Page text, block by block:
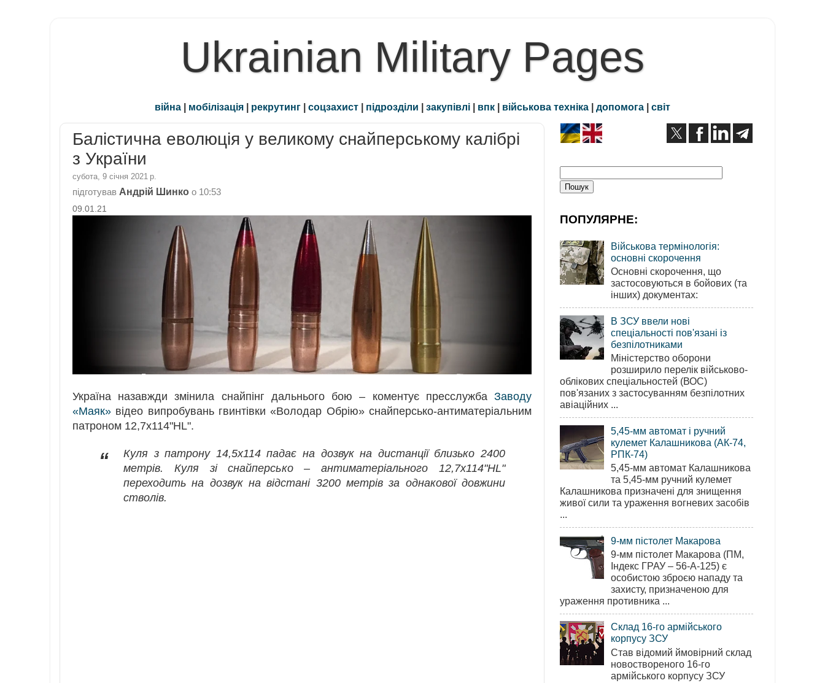
Ukrainian Military Pages
війна | мобілізація | рекрутинг | соцзахист | підрозділи | закупівлі | впк | військова техніка | допомога | світ
Балістична еволюція у великому снайперському калібрі
з України
субота, 9 січня 2021 р.
підготував Андрій Шинко о 10:53
09.01.21
Україна назавжди змінила снайпінг дальнього бою – коментує пресслужба Заводу
«Маяк» відео випробувань гвинтівки «Володар Обрію» снайперсько-антиматеріальним
патроном 12,7х114"HL".
“
Куля з патрону 14,5х114 падає на дозвук на дистанції близько 2400
метрів. Куля зі снайперсько – антиматеріального 12,7х114"HL"
переходить на дозвук на відстані 3200 метрів за однакової довжини
стволів.
ПОПУЛЯРНЕ:
Військова термінологія:
основні скорочення
Основні скорочення, що
застосовуються в бойових (та
інших) документах:
В ЗСУ ввели нові
спеціальності пов'язані із
безпілотниками
Міністерство оборони
розширило перелік військово-
облікових спеціальностей (ВОС)
пов'язаних з застосуванням безпілотних
авіаційних ...
5,45-мм автомат і ручний
кулемет Калашникова (АК-74,
РПК-74)
5,45-мм автомат Калашникова
та 5,45-мм ручний кулемет
Калашникова призначені для знищення
живої сили та ураження вогневих засобів
...
9-мм пістолет Макарова
9-мм пістолет Макарова (ПМ,
Індекс ГРАУ – 56-А-125) є
особистою зброєю нападу та
захисту, призначеною для
ураження противника ...
Склад 16-го армійського
корпусу ЗСУ
Став відомий ймовірний склад
новоствореного 16-го
армійського корпусу ЗСУ